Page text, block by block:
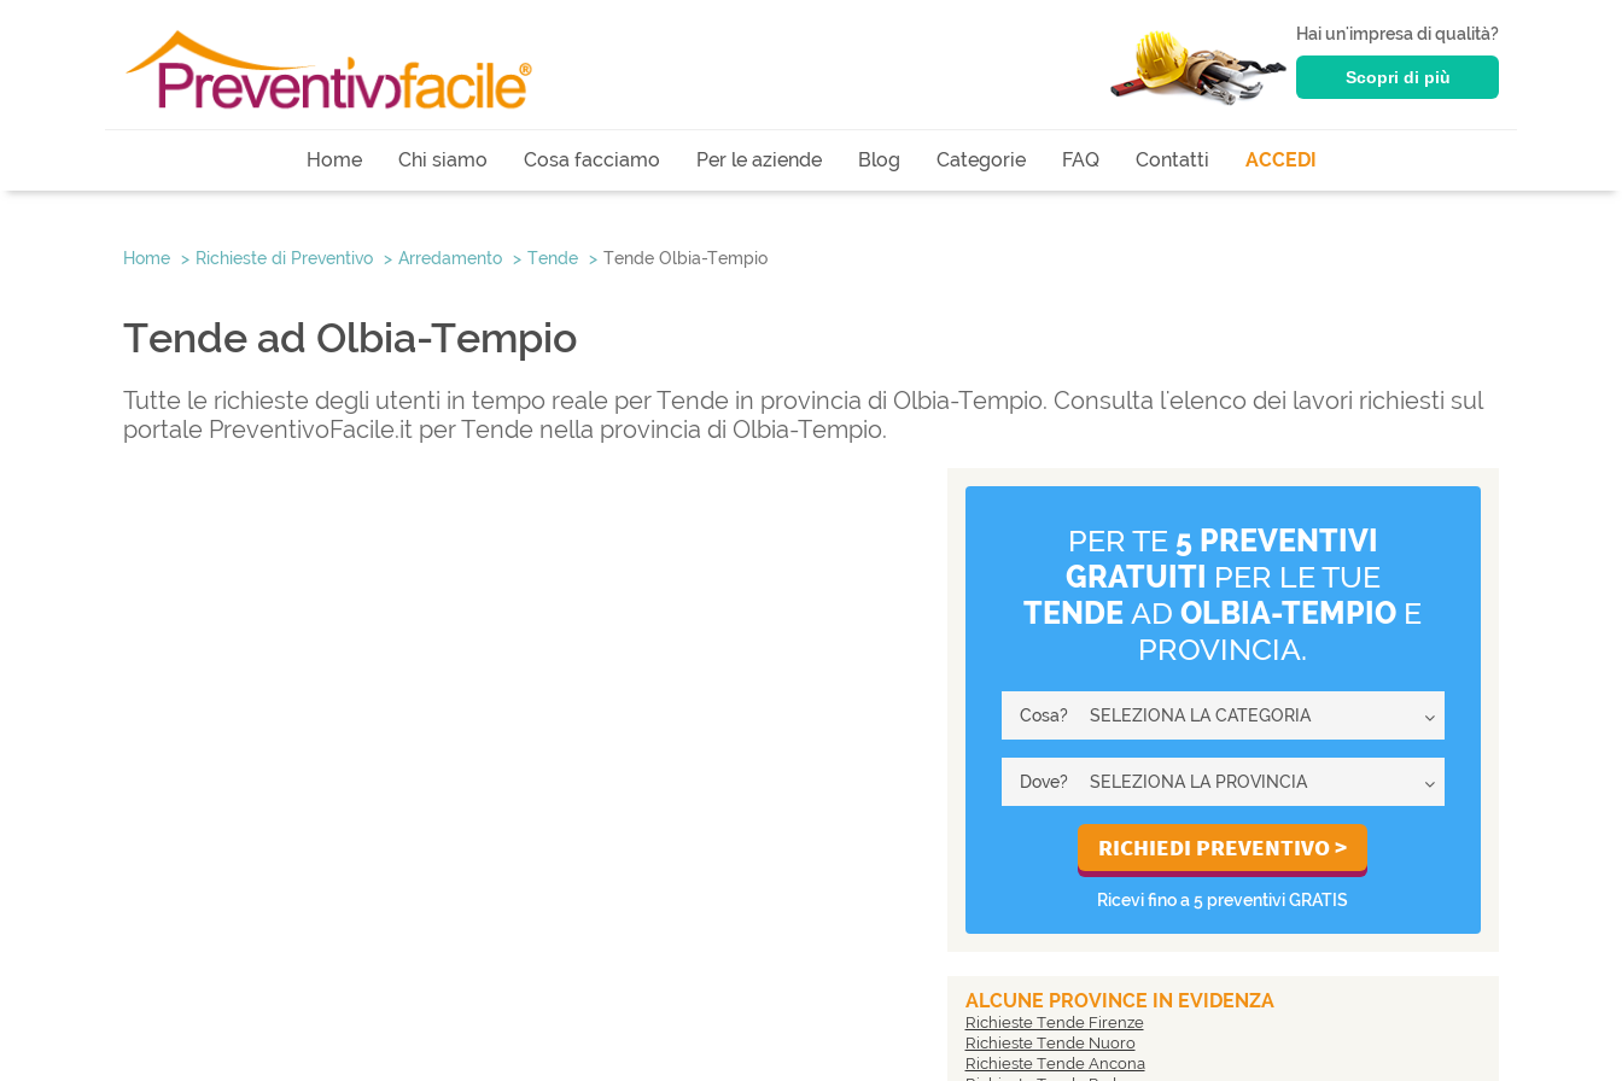
Hai un'impresa di qualità?
Scopri di più
Home Chi siamo Cosa facciamo Per le aziende Blog Categorie FAQ Contatti ACCEDI
Home Richieste di Preventivo Arredamento Tende Tende Olbia-Tempio
Tende ad Olbia-Tempio
Tutte le richieste degli utenti in tempo reale per Tende in provincia di Olbia-Tempio. Consulta l'elenco dei lavori richiesti sul
portale PreventivoFacile.it per Tende nella provincia di Olbia-Tempio.
PER TE 5 PREVENTIVI
GRATUITI PER LE TUE
TENDE ADOLBIA-TEMPIO E
PROVINCIA.
Cosa?
Dove?
Ricevi fino a 5 preventivi GRATIS
ALCUNE PROVINCE IN EVIDENZA
Richieste Tende Firenze
Richieste Tende Nuoro
Richieste Tende Ancona